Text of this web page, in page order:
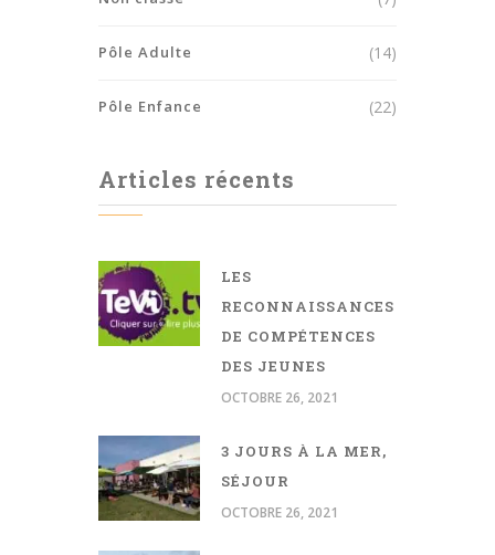
Pôle Adulte (14)
Pôle Enfance (22)
Articles récents
LES
RECONNAISSANCES
DE COMPÉTENCES
DES JEUNES
OCTOBRE 26, 2021
3 JOURS À LA MER,
SÉJOUR
OCTOBRE 26, 2021